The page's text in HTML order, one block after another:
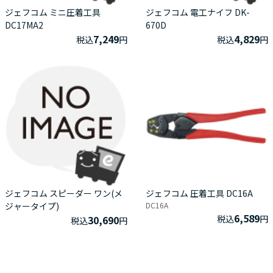
ジェフコム ミニ圧着工具
DC17MA2
税込7,249円
ジェフコム 電工ナイフ DK-
670D
税込4,829円
ジェフコム スピーダー ワン(メ
ジャータイプ)
税込30,690円
ジェフコム 圧着工具 DC16A
DC16A
税込6,589円